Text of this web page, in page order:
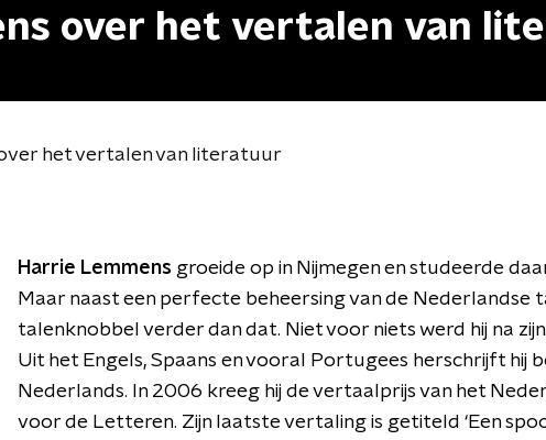
over het vertalen van
het vertalen van literatuur
Harrie Lemmens groeide op in Nijmegen en studeerde
Maar naast een perfecte beheersing van de Nederlandse
talenknobbel verder dan dat. Niet voor niets werd hij na
Uit het Engels, Spaans en vooral Portugees herschrijft hij
Nederlands. In 2006 kreeg hij de vertaalprijs van het
voor de Letteren. Zijn laatste vertaling is getiteld ‘Een